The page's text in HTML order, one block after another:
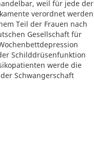
weil für jede der
verordnet werden
Teil der Frauen nach
Gesellschaft für
Schilddrüsenfunktion
werde die
Schwangerschaft